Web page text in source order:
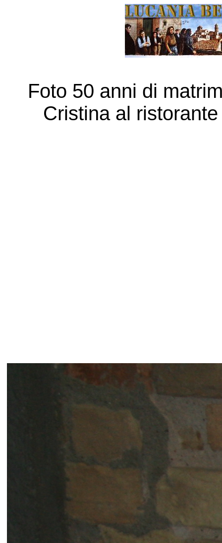
Foto 50 anni di
Cristina al